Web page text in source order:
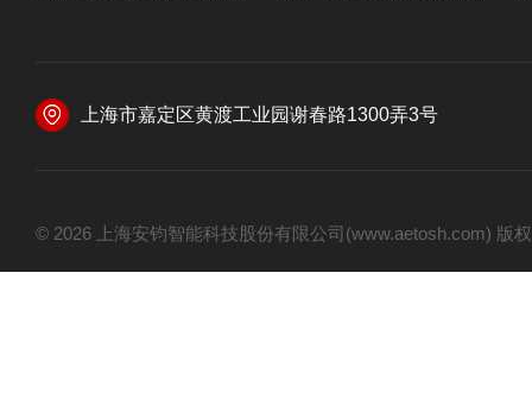
上海市嘉定区黄渡工业园谢春路1300弄3号
© 2026 上海安钧智能科技股份有限公司(www.aetosh.com)